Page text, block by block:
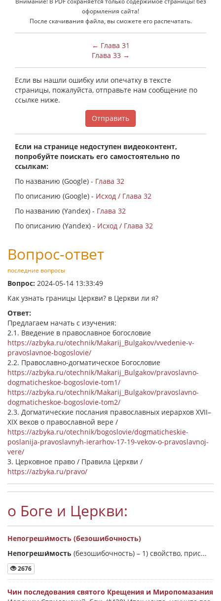
оформления сайта!
После скачивания файла, вы сможете его распечатать.
← Глава 31
Глава 33 →
Если вы нашли ошибку или опечатку в тексте
страницы, пожалуйста, отправьте нам сообщение по
ссылке ниже.
Отправить
Если на странице недоступен видеоконтент,
попробуйте поискать его самостоятельно по
ссылкам:
По названию (Google) - Глава 32
По описанию (Google) - Исход / Глава 32
По названию (Yandex) - Глава 32
По описанию (Yandex) - Исход / Глава 32
Вопрос-ответ
последние вопросы
Вопрос: 2024-05-14 13:33:49
Как узнать границы Церкви? в Церкви ли я?
Ответ:
Предлагаем начать с изучения:
2.1. Введение в православное богословие
https://azbyka.ru/otechnik/Makarij_Bulgakov/vvedenie-v-
pravoslavnoe-bogoslovie/
2.2. Православно-догматическое Богословие
https://azbyka.ru/otechnik/Makarij_Bulgakov/pravoslavno-
dogmaticheskoe-bogoslovie-tom1/
https://azbyka.ru/otechnik/Makarij_Bulgakov/pravoslavno-
dogmaticheskoe-bogoslovie-tom2/
2.3. Догматические послания православных иерархов XVII–
XIX веков о православной вере /
https://azbyka.ru/otechnik/bogoslovie/dogmaticheskie-
poslanija-pravoslavnyh-ierarhov-17-19-vekov-o-pravoslavnoj-
vere/
3. Церковное право / Правила Церкви /
https://azbyka.ru/pravo/
о Боге и Церкви:
Непогреши́мость (безошибочность)
Непогреши́мость (безошибочность) – 1) свойство, прис...
2676
Чин последования святого Крещения и Миропомазания